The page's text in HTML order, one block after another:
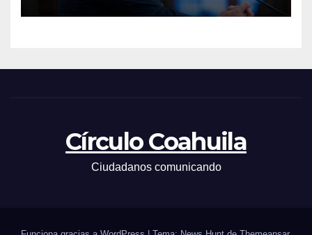
Círculo Coahuila
Ciudadanos comunicando